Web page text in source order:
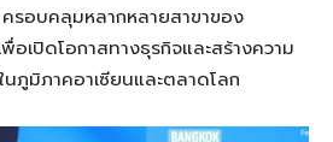
รอบคลุมหลากหลายสาขาของ
อเปิดโอกาสทางธุรกิจและสร้างความ
ภูมิภาคอาเซียนและตลาดโลก